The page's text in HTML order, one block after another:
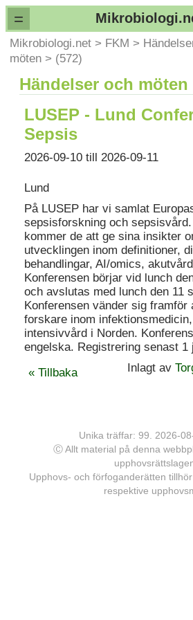
=
Mikrobiologi.net > FKM >
möten > (572)
Händelser och möten
LUSEP - Lund
Sepsis
2026-09-10 till 2026-09-11
Lund
På LUSEP har vi samlat
sepsisforskning och
kommer de att ge sina insikter
utvecklingen inom definitioner,
behandlingar, AI/omics,
Konferensen börjar vid lunch
och avslutas med lunch den 11
Konferensen vänder sig
forskare inom
intensivvård i Norden.
engelska. Registrering senast 1
« Tillbaka
Inlagt av
Unika träffar: 99. 2026-
Ⓒ Allt material på denna
Upphovs- och förfoganderätten
respektive